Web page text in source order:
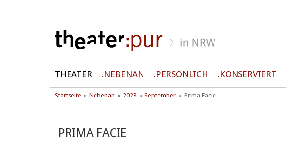
THEATER NEBENAN PERSÖNLICH KONSERVIERT
Startseite Nebenan 2023 September Prima Facie
PRIMA FACIE